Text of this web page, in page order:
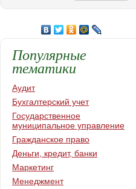
Популярные
тематики
Аудит
Бухгалтерский учет
Государственное
муниципальное управление
Гражданское право
Деньги, кредит, банки
Маркетинг
Менеджмент